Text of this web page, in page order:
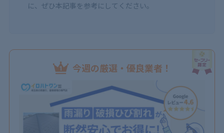
に、ぜひ本記事を参考にしてください。
今週の厳選・優良業者！